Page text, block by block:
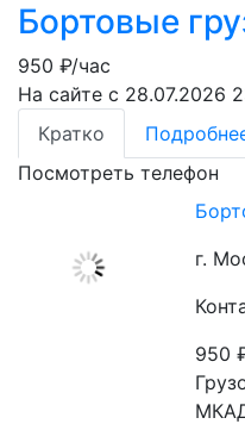
Бортовые
950 ₽/час
На сайте с 28.07.2026
Кратко
Посмотреть телефон
г.
950